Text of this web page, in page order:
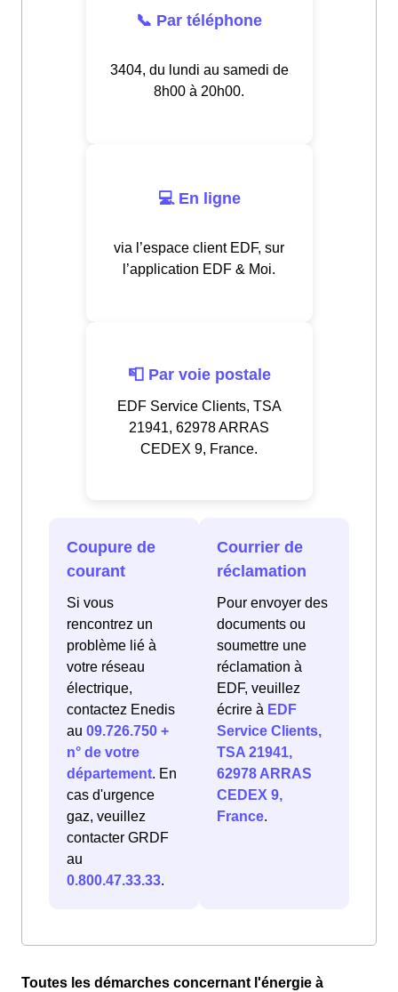
📞 Par téléphone
3404, du lundi au samedi de
8h00 à 20h00.
💻 En ligne
via l’espace client EDF, sur
l’application EDF & Moi.
📮 Par voie postale
EDF Service Clients, TSA
21941, 62978 ARRAS
CEDEX 9, France.
Coupure de
courant
Si vous
rencontrez un
problème lié à
votre réseau
électrique,
contactez Enedis
au 09.726.750 +
n° de votre
département. En
cas d'urgence
gaz, veuillez
contacter GRDF
au
0.800.47.33.33.
Courrier de
réclamation
Pour envoyer des
documents ou
soumettre une
réclamation à
EDF, veuillez
écrire à EDF
Service Clients,
TSA 21941,
62978 ARRAS
CEDEX 9,
France.
Toutes les démarches concernant l'énergie à